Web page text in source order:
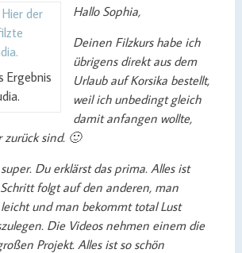
Ergebnis
Hallo Sophia,
Deinen Filzkurs habe ich
übrigens direkt aus dem
Urlaub auf Korsika bestellt,
weil ich unbedingt gleich
damit anfangen wollte,
zurück sind. 🙂
Du erklärst das prima. Alles ist
folgt auf den anderen, man
leicht und man bekommt total Lust
Die Videos nehmen einem die
Projekt. Alles ist so schön